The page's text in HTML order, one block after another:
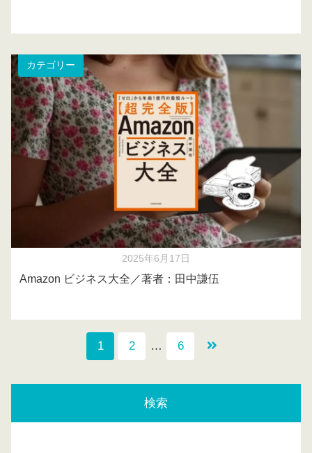
カテゴリー
2025年6月17日
Amazon ビジネス大全／著者：田中謙伍
1 2 … 6
検索